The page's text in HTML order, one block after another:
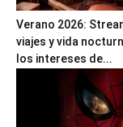
Verano 2026:
viajes y vida
los intereses de...